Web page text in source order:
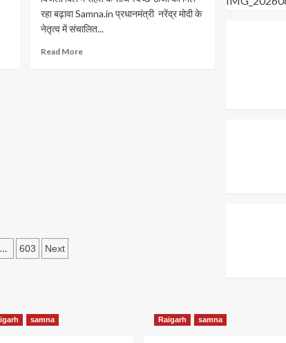
रहा बढ़ावा Samna.in प्रधानमंत्री नरेंद्र मोदी के
नेतृत्व में संचालित...
Read MoreRead
… 603 Next
samna Raigarh samna